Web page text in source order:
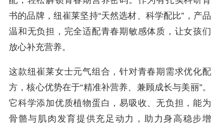
书的品牌，纽崔莱坚持“天然选材、科学配比”，产品
温和无负担，完全适配青春期敏感体质，让女孩们
放心补充营养。
这款纽崔莱女士元气组合，针对青春期需求优化配
方，核心优势在于“精准补营养、兼顾成长与美丽”。
它科学添加优质植物蛋白，易吸收、无负担，能为
骨骼与肌肉发育提供充足动力，助力身高稳步增